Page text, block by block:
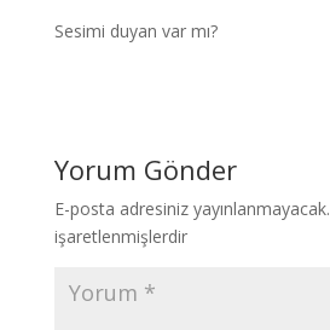
Sesimi duyan var mı?
Yorum Gönder
E-posta adresiniz yayınlanmayacak.
işaretlenmişlerdir